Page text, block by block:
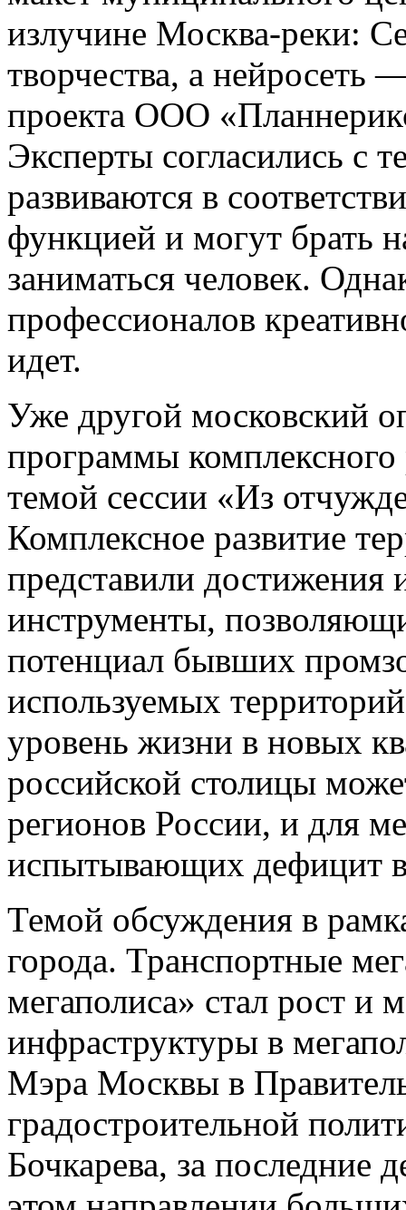
излучине Москва-реки:
творчества, а нейросеть
проекта ООО
Эксперты согласились с
развиваются в
функцией и могут брать
заниматься человек.
профессионалов
идет.
Уже другой московский
программы
темой сессии «Из
Комплексное развитие
представили
инструменты,
потенциал бывших
используемых
уровень жизни в новых
российской столицы
регионов России, и для
испытывающих дефицит в
Темой обсуждения в
города. Транспортные
мегаполиса» стал рост и
инфраструктуры в
Мэра Москвы в
градостроительной
Бочкарева, за последние